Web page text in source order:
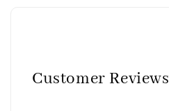
Customer Reviews